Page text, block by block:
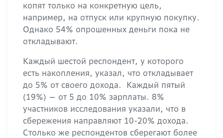
копят только на конкретную цель,
например, на отпуск или крупную покупку.
Однако 54% опрошенных деньги пока не
откладывают.
Каждый шестой респондент, у которого
есть накопления, указал, что откладывает
до 5% от своего дохода. Каждый пятый
(19%) — от 5 до 10% зарплаты. 8%
участников исследования указали, что в
сбережения направляют 10-20% дохода.
Столько же респондентов сберегают более